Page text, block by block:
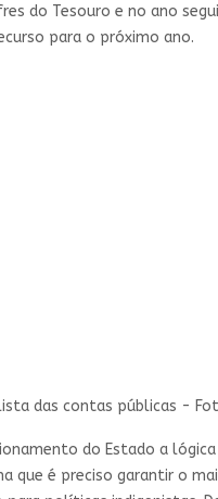
do Tesouro e no ano
para o próximo ano.
das contas públicas -
do Estado a
que é preciso garantir o